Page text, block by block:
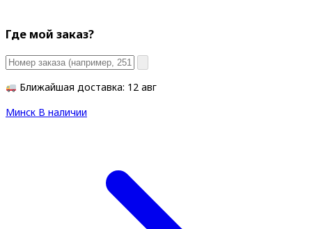
Где мой заказ?
Ближайшая доставка: 12 авг
Минск В наличии